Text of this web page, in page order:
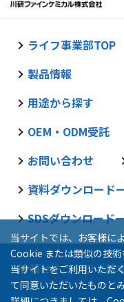
ライフ事業部TOP
製品情報
用途から探す
OEM・ODM受託
お問い合わせ
資料ダウンロード
SDSダウンロード
情報セキュリティ基
当サイトでは、お客様に
Cookie または類似の技術
当サイトをご利用いただ
て同意いただいたものと